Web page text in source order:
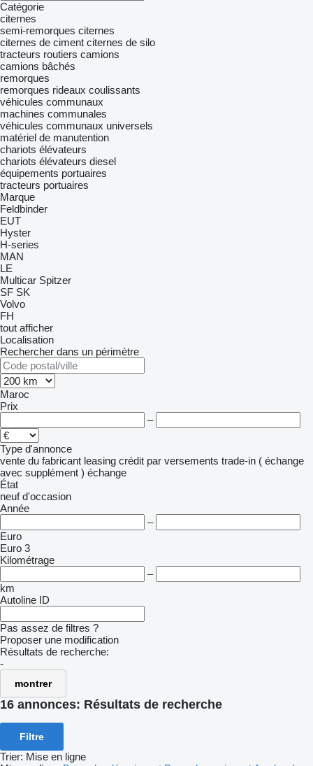
Catégorie
citernes
semi-remorques citernes
citernes de ciment citernes de silo
tracteurs routiers camions
camions bâchés
remorques
remorques rideaux coulissants
véhicules communaux
machines communales
véhicules communaux universels
matériel de manutention
chariots élévateurs
chariots élévateurs diesel
équipements portuaires
tracteurs portuaires
Marque
Feldbinder
EUT
Hyster
H-series
MAN
LE
Multicar Spitzer
SF SK
Volvo
FH
tout afficher
Localisation
Rechercher dans un périmètre
Maroc
Prix
–
Type d'annonce
vente du fabricant leasing crédit par versements trade-in ( échange
avec supplément ) échange
État
neuf d'occasion
Année
–
Euro
Euro 3
Kilométrage
–
km
Autoline ID
Pas assez de filtres ?
Proposer une modification
Résultats de recherche:
-
montrer
16 annonces: Résultats de recherche
Filtre
Trier: Mise en ligne